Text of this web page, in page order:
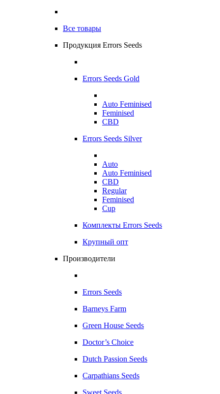
Все товары
Продукция Errors Seeds
Errors Seeds Gold
Auto Feminised
Feminised
CBD
Errors Seeds Silver
Auto
Auto Feminised
CBD
Regular
Feminised
Cup
Комплекты Errors Seeds
Крупный опт
Производители
Errors Seeds
Barneys Farm
Green House Seeds
Doctor’s Choice
Dutch Passion Seeds
Carpathians Seeds